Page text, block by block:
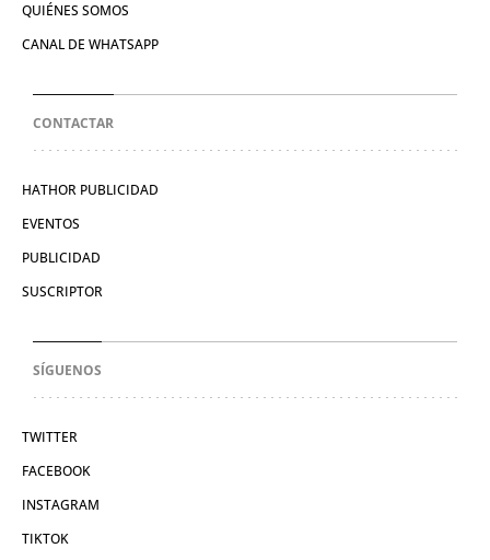
QUIÉNES SOMOS
CANAL DE WHATSAPP
CONTACTAR
HATHOR PUBLICIDAD
EVENTOS
PUBLICIDAD
SUSCRIPTOR
SÍGUENOS
TWITTER
FACEBOOK
INSTAGRAM
TIKTOK